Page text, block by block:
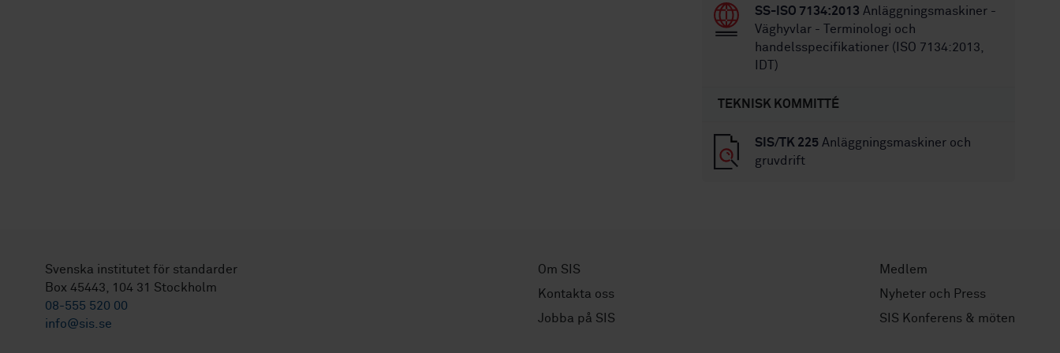
SS-ISO 7134:2013 Anläggningsmaskiner -
Väghyvlar - Terminologi och
handelsspecifikationer (ISO 7134:2013,
IDT)
TEKNISK KOMMITTÉ
SIS/TK 225 Anläggningsmaskiner och
gruvdrift
Svenska institutet för standarder
Box 45443, 104 31 Stockholm
08-555 520 00
info@sis.se
Om SIS
Kontakta oss
Jobba på SIS
Medlem
Nyheter och Press
SIS Konferens & möten